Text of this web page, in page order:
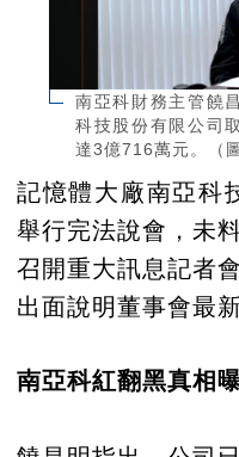
南亞科財務主管饒
科技股份有限公司
達3億716萬元。（
記憶體大廠南亞科
舉行完法說會，未
召開重大訊息記者
出面說明董事會最新
南亞科紅翻黑真相